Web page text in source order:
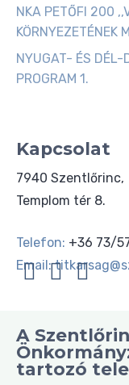
NKA PETŐFI 200
KÖRNYEZETÉNEK
NYUGAT- ÉS DÉL-
PROGRAM 1.
Kapcsolat
7940 Szentlőrinc,
Templom tér 8.
Telefon: +36 73/
Email:
A
tartozó